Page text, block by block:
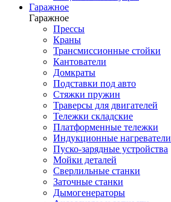
Гаражное
Гаражное
Прессы
Краны
Трансмиссионные стойки
Кантователи
Домкраты
Подставки под авто
Стяжки пружин
Траверсы для двигателей
Тележки складские
Платформенные тележки
Индукционные нагреватели
Пуско-зарядные устройства
Мойки деталей
Сверлильные станки
Заточные станки
Дымогенераторы